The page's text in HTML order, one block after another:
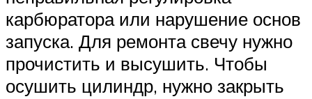
карбюратора или нарушение основ
запуска. Для ремонта свечу нужно
прочистить и высушить. Чтобы
осушить цилиндр, нужно закрыть